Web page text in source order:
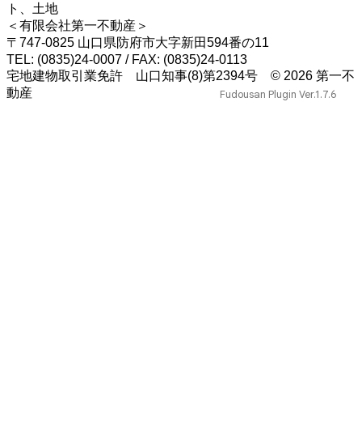
ト、土地
＜有限会社第一不動産＞
〒747-0825 山口県防府市大字新田594番の11
TEL: (0835)24-0007 / FAX: (0835)24-0113
宅地建物取引業免許 山口知事(8)第2394号 © 2026 第一不
動産
Fudousan Plugin Ver.1.7.6